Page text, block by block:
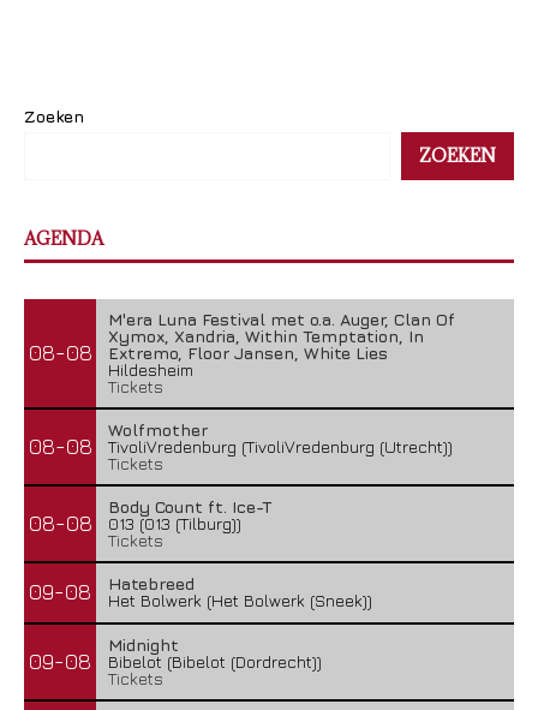
Zoeken
ZOEKEN
AGENDA
08-08
M'era Luna Festival met o.a. Auger, Clan Of
Xymox, Xandria, Within Temptation, In
Extremo, Floor Jansen, White Lies
Hildesheim
Tickets
08-08
Wolfmother
TivoliVredenburg (TivoliVredenburg (Utrecht))
Tickets
08-08
Body Count ft. Ice-T
013 (013 (Tilburg))
Tickets
09-08
Hatebreed
Het Bolwerk (Het Bolwerk (Sneek))
09-08
Midnight
Bibelot (Bibelot (Dordrecht))
Tickets